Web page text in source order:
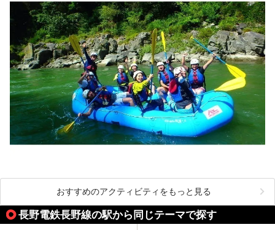
おすすめのアクティビティをもっと見る
長野電鉄長野線の駅から同じテーマで探す